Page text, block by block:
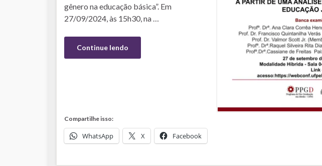
gênero na educação básica”. Em
27/09/2024, às 15h30, na …
Continue lendo
Compartilhe isso:
WhatsApp X Facebook